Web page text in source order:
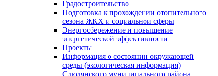
Градостроительство
Подготовка к прохождении отопительного
сезона ЖКХ и социальной сферы
Энергосбережение и повышение
энергетической эффективности
Проекты
Информация о состоянии окружающей
среды (экологическая информация)
Слюдянского муниципального района